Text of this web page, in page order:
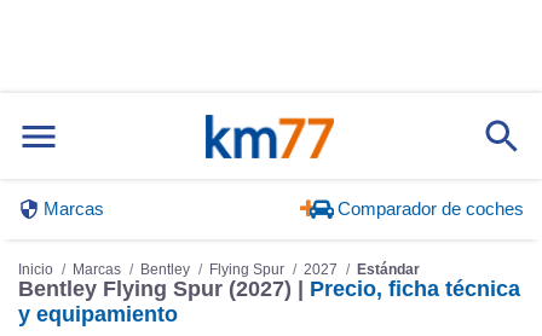
Marcas Comparador de coches
Inicio Marcas Bentley Flying Spur 2027 Estándar
Bentley Flying Spur (2027) | Precio, ficha técnica
y equipamiento